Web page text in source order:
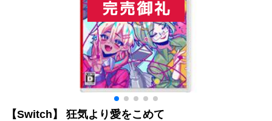
【Switch】 狂気より愛をこめて